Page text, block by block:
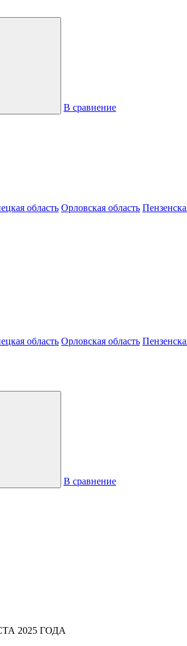
В сравнение
область Орловская область
область Орловская область
В сравнение
2025 ГОДА